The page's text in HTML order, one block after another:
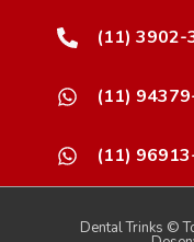
(11) 3902-
(11)
(11)
Dental Trinks ©